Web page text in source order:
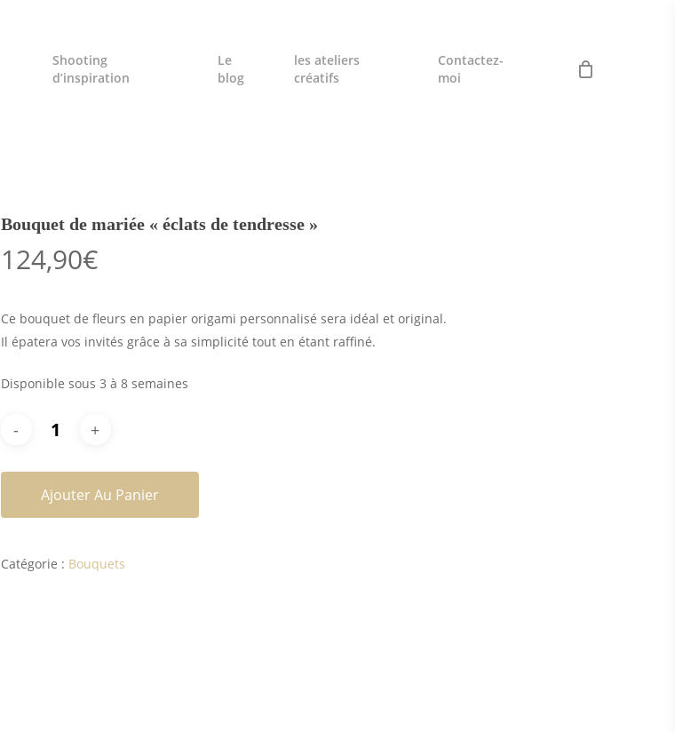
Shooting
d’inspiration
Le
blog
les ateliers
créatifs
Contactez-
moi
Bouquet de mariée « éclats de tendresse »
124,90€
Ce bouquet de fleurs en papier origami personnalisé sera idéal et original.
Il épatera vos invités grâce à sa simplicité tout en étant raffiné.
Disponible sous 3 à 8 semaines
Ajouter Au Panier
Catégorie : Bouquets